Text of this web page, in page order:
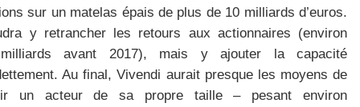
sur un matelas épais de plus de 10 milliards d’euros.
y retrancher les retours aux actionnaires (environ
avant 2017), mais y ajouter la capacité
Au final, Vivendi aurait presque les moyens de
un acteur de sa propre taille – pesant environ